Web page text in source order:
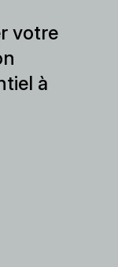
votre
à